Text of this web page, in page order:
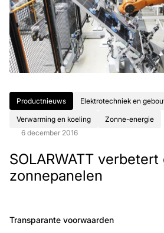
Productnieuws Elektrotechniek en
Verwarming en koeling
Zonne-energie
6 december 2016
SOLARWATT
zonnepanelen
Transparante voorwaarden